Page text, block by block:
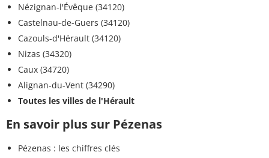
Nézignan-l'Évêque (34120)
Castelnau-de-Guers (34120)
Cazouls-d'Hérault (34120)
Nizas (34320)
Caux (34720)
Alignan-du-Vent (34290)
Toutes les villes de l'Hérault
En savoir plus sur Pézenas
Pézenas : les chiffres clés